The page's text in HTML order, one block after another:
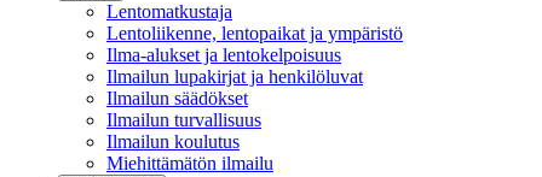
Lentomatkustaja
Lentoliikenne, lentopaikat ja ympäristö
Ilma-alukset ja lentokelpoisuus
Ilmailun lupakirjat ja henkilöluvat
Ilmailun säädökset
Ilmailun turvallisuus
Ilmailun koulutus
Miehittämätön ilmailu